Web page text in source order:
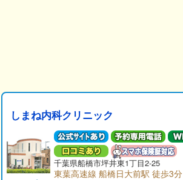
しまね内科クリニック
千葉県船橋市坪井東1丁目2-25
東葉高速線 船橋日大前駅 徒歩3分